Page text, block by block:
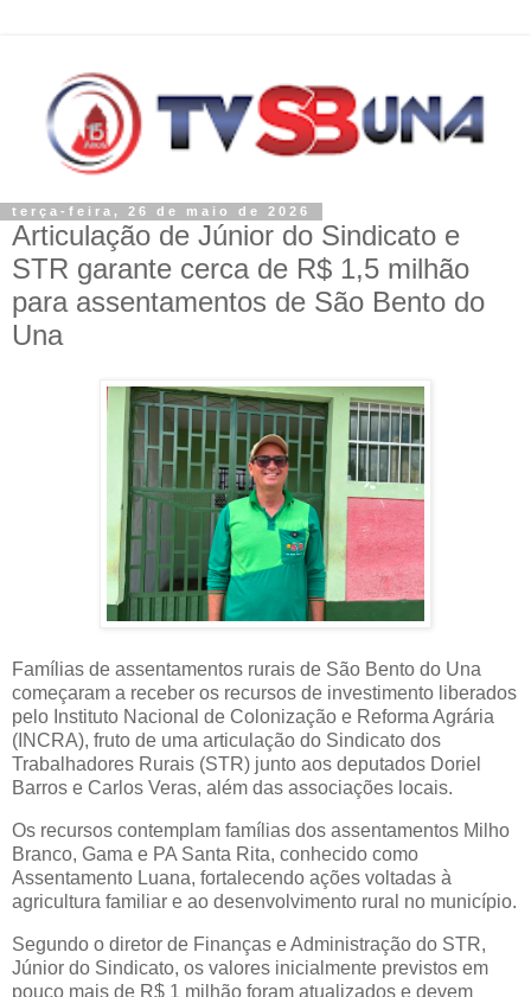
terça-feira, 26 de maio de 2026
Articulação de Júnior do Sindicato e
STR garante cerca de R$ 1,5 milhão
para assentamentos de São Bento do
Una
Famílias de assentamentos rurais de São Bento do Una
começaram a receber os recursos de investimento liberados
pelo Instituto Nacional de Colonização e Reforma Agrária
(INCRA), fruto de uma articulação do Sindicato dos
Trabalhadores Rurais (STR) junto aos deputados Doriel
Barros e Carlos Veras, além das associações locais.
Os recursos contemplam famílias dos assentamentos Milho
Branco, Gama e PA Santa Rita, conhecido como
Assentamento Luana, fortalecendo ações voltadas à
agricultura familiar e ao desenvolvimento rural no município.
Segundo o diretor de Finanças e Administração do STR,
Júnior do Sindicato, os valores inicialmente previstos em
pouco mais de R$ 1 milhão foram atualizados e devem